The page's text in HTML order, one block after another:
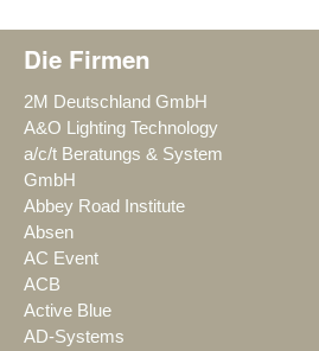
Die Firmen
2M Deutschland GmbH
A&O Lighting Technology
a/c/t Beratungs & System
GmbH
Abbey Road Institute
Absen
AC Event
ACB
Active Blue
AD-Systems